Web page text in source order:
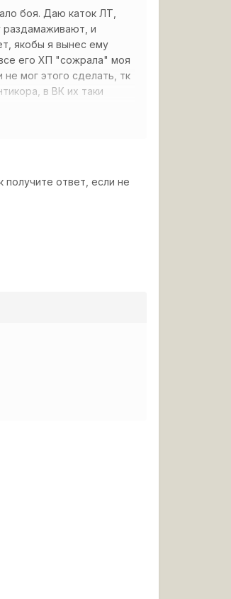
боя. Даю каток ЛТ,
раздамаживают, и
якобы я вынес ему
его ХП "сожрала" моя
мог этого сделать, тк
в ВК их таки
получите ответ, если не